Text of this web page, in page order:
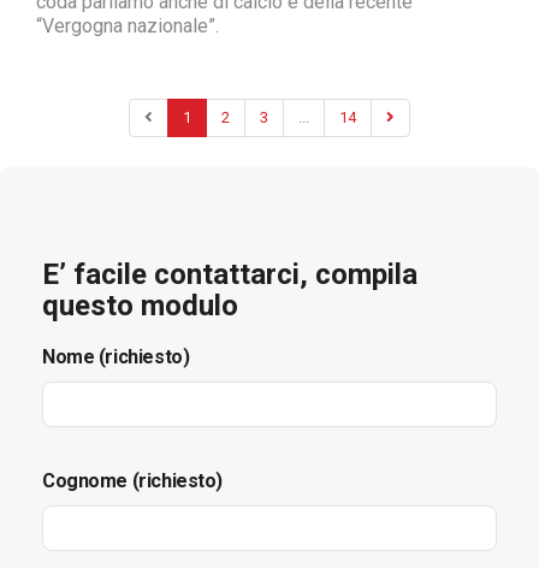
“Vergogna nazionale”.
1 2 3 14
E’ facile contattarci, compila
questo modulo
Nome (richiesto)
Cognome (richiesto)